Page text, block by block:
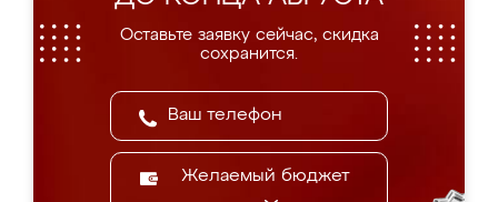
Оставьте заявку сейчас, скидка
сохранится.
Желаемый бюджет